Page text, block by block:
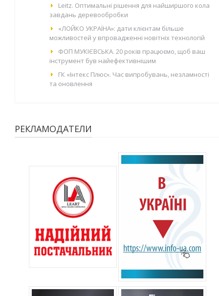
Leitz. Оптимальні рішення для найширшого кола
завдань деревообробки
«ЛОЙКО УКРАЇНА»: дати клієнтам більше
можливостей у впровадженні новітніх технологій
ФОП МУКІЄВСЬКА. 20 років працюємо, щоб ваш
інструмент був найефективнішим
ГК «Інтекс Плюс». Час випробувань, незламності
та оновлення
РЕКЛАМОДАТЕЛИ